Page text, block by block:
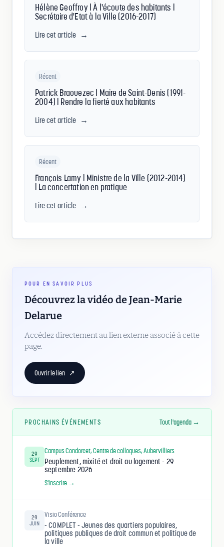
Hélène Geoffroy | À l'écoute des habitants |
Secrétaire d'Etat à la Ville (2016-2017)
Lire cet article →
Récent
Patrick Braouezec | Maire de Saint-Denis (1991-
2004) | Rendre la fierté aux habitants
Lire cet article →
Récent
François Lamy | Ministre de la Ville (2012-2014)
| La concertation en pratique
Lire cet article →
POUR EN SAVOIR PLUS
Découvrez la vidéo de Jean-Marie
Delarue
Accédez directement au lien externe associé à cette
page.
Ouvrir le lien ↗
PROCHAINS ÉVÉNEMENTS Tout l'agenda →
29
SEPT
Campus Condorcet, Centre de colloques, Aubervilliers
Peuplement, mixité et droit au logement - 29
septembre 2026
S'inscrire →
29
JUIN
Visio Conférence
- COMPLET - Jeunes des quartiers populaires,
politiques publiques de droit commun et politique de
la ville